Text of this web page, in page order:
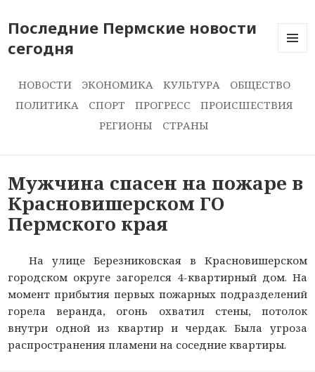
Последние Пермские новости
сегодня
НОВОСТИ ЭКОНОМИКА КУЛЬТУРА
ОБЩЕСТВО
ПОЛИТИКА
СПОРТ ПРОГРЕСС
ПРОИСШЕСТВИЯ
РЕГИОНЫ
СТРАНЫ
Мужчина спасен на пожаре в
Красновишерском ГО
Пермского края
На улице Березниковская в Красновишерском
городском округе загорелся 4-квартирный дом. На
момент прибытия первых пожарных подразделений
горела веранда, огонь охватил стены, потолок
внутри одной из квартир и чердак. Была угроза
распространения пламени на соседние квартиры.